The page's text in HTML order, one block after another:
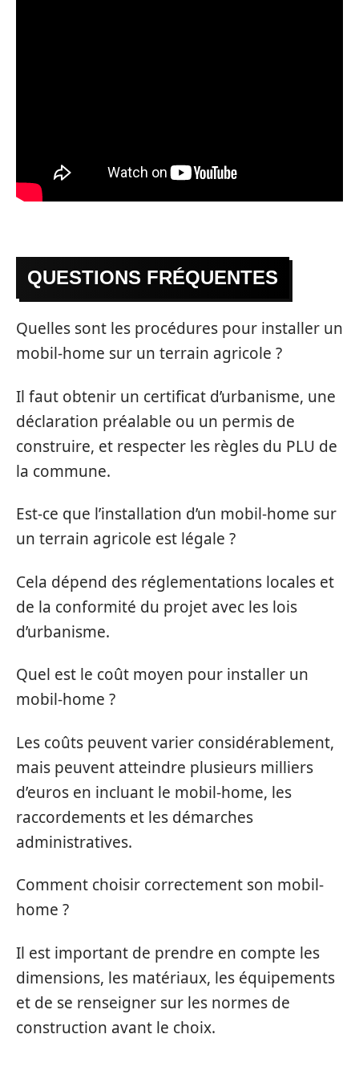
QUESTIONS FRÉQUENTES
Quelles sont les procédures pour installer un
mobil-home sur un terrain agricole ?
Il faut obtenir un certificat d’urbanisme, une
déclaration préalable ou un permis de
construire, et respecter les règles du PLU de
la commune.
Est-ce que l’installation d’un mobil-home sur
un terrain agricole est légale ?
Cela dépend des réglementations locales et
de la conformité du projet avec les lois
d’urbanisme.
Quel est le coût moyen pour installer un
mobil-home ?
Les coûts peuvent varier considérablement,
mais peuvent atteindre plusieurs milliers
d’euros en incluant le mobil-home, les
raccordements et les démarches
administratives.
Comment choisir correctement son mobil-
home ?
Il est important de prendre en compte les
dimensions, les matériaux, les équipements
et de se renseigner sur les normes de
construction avant le choix.